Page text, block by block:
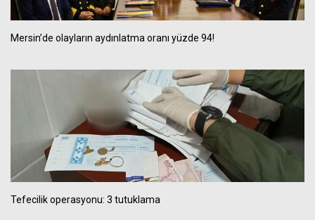
Mersin’de olayların aydınlatma oranı yüzde 94!
Tefecilik operasyonu: 3 tutuklama